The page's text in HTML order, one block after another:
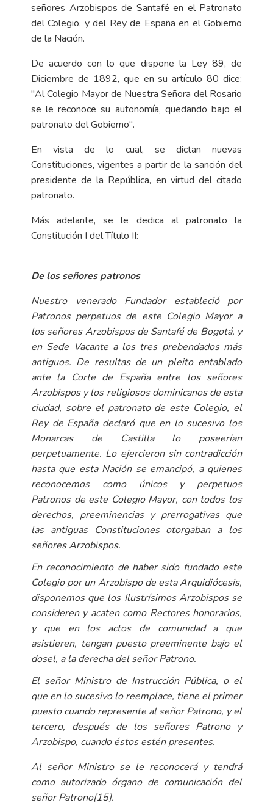
señores Arzobispos de Santafé en el Patronato
del Colegio, y del Rey de España en el Gobierno
de la Nación.
De acuerdo con lo que dispone la Ley 89, de
Diciembre de 1892, que en su artículo 80 dice:
"Al Colegio Mayor de Nuestra Señora del Rosario
se le reconoce su autonomía, quedando bajo el
patronato del Gobierno".
En vista de lo cual, se dictan nuevas
Constituciones, vigentes a partir de la sanción del
presidente de la República, en virtud del citado
patronato.
Más adelante, se le dedica al patronato la
Constitución I del Título II:
De los señores patronos
Nuestro venerado Fundador estableció por
Patronos perpetuos de este Colegio Mayor a
los señores Arzobispos de Santafé de Bogotá, y
en Sede Vacante a los tres prebendados más
antiguos. De resultas de un pleito entablado
ante la Corte de España entre los señores
Arzobispos y los religiosos dominicanos de esta
ciudad, sobre el patronato de este Colegio, el
Rey de España declaró que en lo sucesivo los
Monarcas de Castilla lo poseerían
perpetuamente. Lo ejercieron sin contradicción
hasta que esta Nación se emancipó, a quienes
reconocemos como únicos y perpetuos
Patronos de este Colegio Mayor, con todos los
derechos, preeminencias y prerrogativas que
las antiguas Constituciones otorgaban a los
señores Arzobispos.
En reconocimiento de haber sido fundado este
Colegio por un Arzobispo de esta Arquidiócesis,
disponemos que los Ilustrísimos Arzobispos se
consideren y acaten como Rectores honorarios,
y que en los actos de comunidad a que
asistieren, tengan puesto preeminente bajo el
dosel, a la derecha del señor Patrono.
El señor Ministro de Instrucción Pública, o el
que en lo sucesivo lo reemplace, tiene el primer
puesto cuando represente al señor Patrono, y el
tercero, después de los señores Patrono y
Arzobispo, cuando éstos estén presentes.
Al señor Ministro se le reconocerá y tendrá
como autorizado órgano de comunicación del
señor Patrono[15].